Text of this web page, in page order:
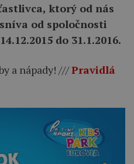
ktorý od nás
od spoločnosti
do 31.1.2016.
a nápady! ///Pravidlá